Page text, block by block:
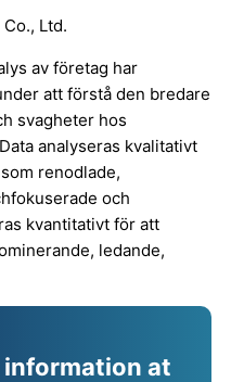
Ltd.
av företag har
att förstå den bredare
svagheter hos
analyseras kvalitativt
renodlade,
och
kvantitativt för att
ledande,
at